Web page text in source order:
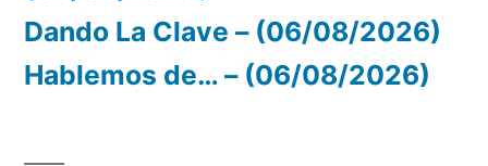
Dando La Clave – (06/08/2026)
Hablemos de… – (06/08/2026)